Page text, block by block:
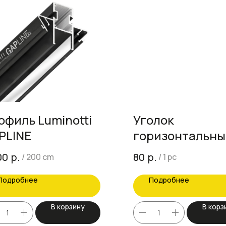
Luminotti
р. /200 cm
В корзину
Уголок
град Luminotti
80 р. /1 pc
Подробнее
В